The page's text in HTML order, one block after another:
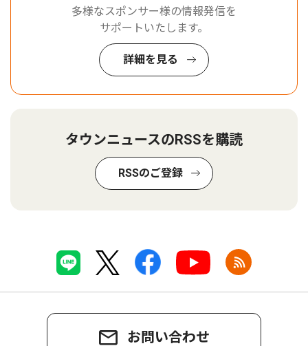
多様なスポンサー様の情報発信を
サポートいたします。
詳細を見る
タウンニュースのRSSを購読
RSSのご登録
お問い合わせ